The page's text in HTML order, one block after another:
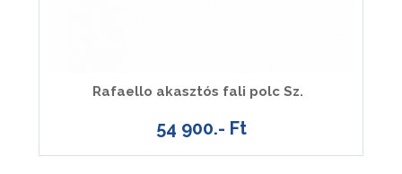
Rafaello akasztós fali polc Sz.
54 900.- Ft